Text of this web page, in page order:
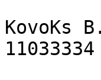
KovoKs
11033334